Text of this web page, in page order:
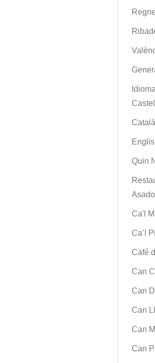
Idioma
Català
Quin
Ca'l
Ca’l
Café
Can
Can
Can
Can
Can